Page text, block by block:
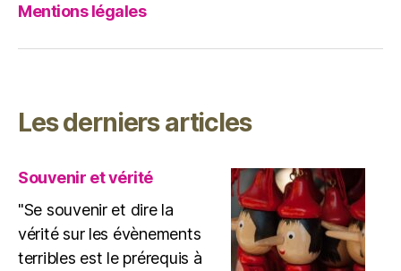
Mentions légales
Les derniers articles
Souvenir et vérité
"Se souvenir et dire la
vérité sur les évènements
terribles est le prérequis à